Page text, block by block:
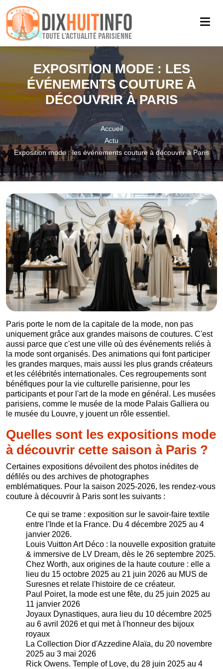
EXPOSITION MODE : LES
ÉVÉNEMENTS COUTURE À
DÉCOUVRIR À PARIS
Accueil
Actu
Exposition mode : les événements couture à découvrir à Paris
Paris porte le nom de la capitale de la mode, non pas
uniquement grâce aux grandes maisons de coutures. C'est
aussi parce que c'est une ville où des événements reliés à
la mode sont organisés. Des animations qui font participer
les grandes marques, mais aussi les plus grands créateurs
et les célébrités internationales. Ces regroupements sont
bénéfiques pour la vie culturelle parisienne, pour les
participants et pour l'art de la mode en général. Les musées
parisiens, comme le musée de la mode Palais Galliera ou
le musée du Louvre, y jouent un rôle essentiel.
Quelles sont les expositions mode
à découvrir cette saison à Paris ?
Certaines expositions dévoilent des photos inédites de
défilés ou des archives de photographes
emblématiques. Pour la saison 2025-2026, les rendez-vous
couture à découvrir à Paris sont les suivants :
Ce qui se trame : exposition sur le savoir-faire textile
entre l'Inde et la France. Du 4 décembre 2025 au 4
janvier 2026.
Louis Vuitton Art Déco : la nouvelle exposition gratuite
& immersive de LV Dream, dès le 26 septembre 2025.
Chez Worth, aux origines de la haute couture : elle a
lieu du 15 octobre 2025 au 21 juin 2026 au MUS de
Suresnes et relate l'histoire de ce créateur.
Paul Poiret, la mode est une fête, du 25 juin 2025 au
11 janvier 2026
Joyaux Dynastiques, aura lieu du 10 décembre 2025
au 6 avril 2026 et qui met à l'honneur des bijoux
royaux
La Collection Dior d'Azzedine Alaïa, du 20 novembre
2025 au 3 mai 2026
Rick Owens. Temple of Love, du 28 juin 2025 au 4